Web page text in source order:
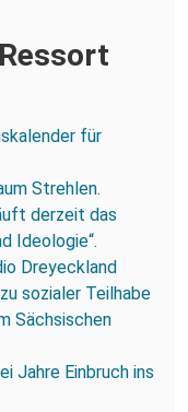
für
Strehlen.
derzeit das
Ideologie“.
Dreyeckland
sozialer Teilhabe
Sächsischen
Jahre Einbruch ins